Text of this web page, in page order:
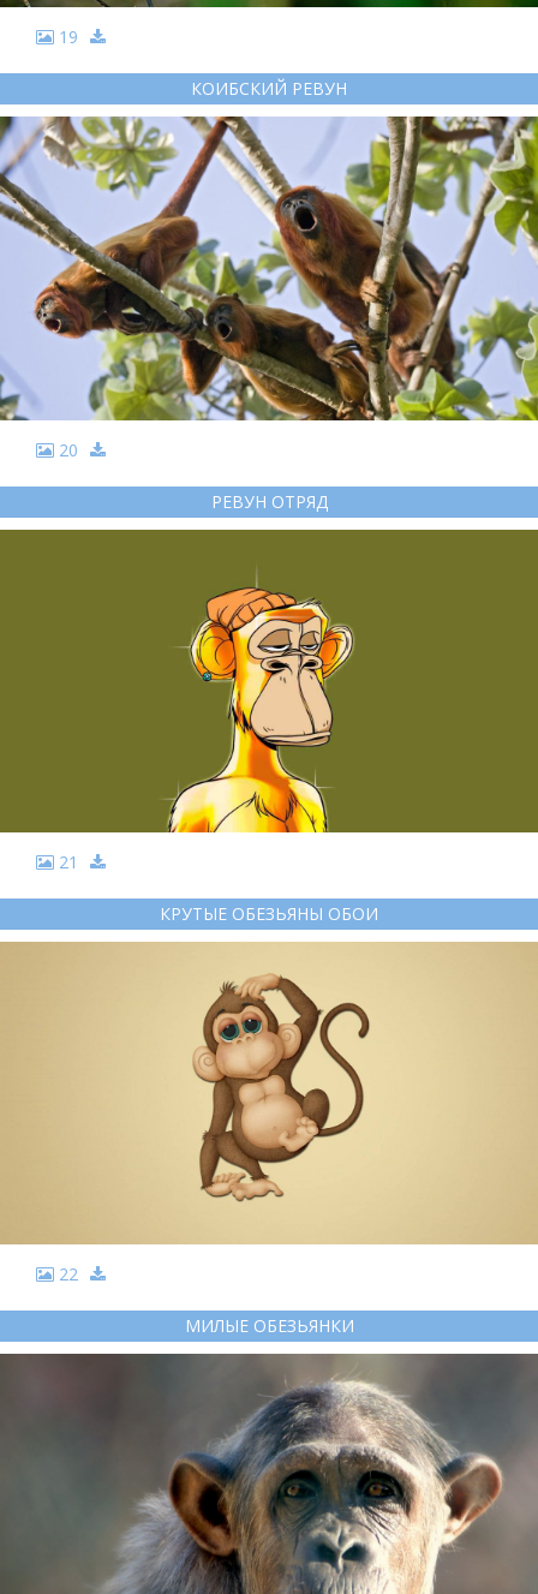
19
КОИБСКИЙ РЕВУН
20
РЕВУН ОТРЯД
21
КРУТЫЕ ОБЕЗЬЯНЫ ОБОИ
22
МИЛЫЕ ОБЕЗЬЯНКИ